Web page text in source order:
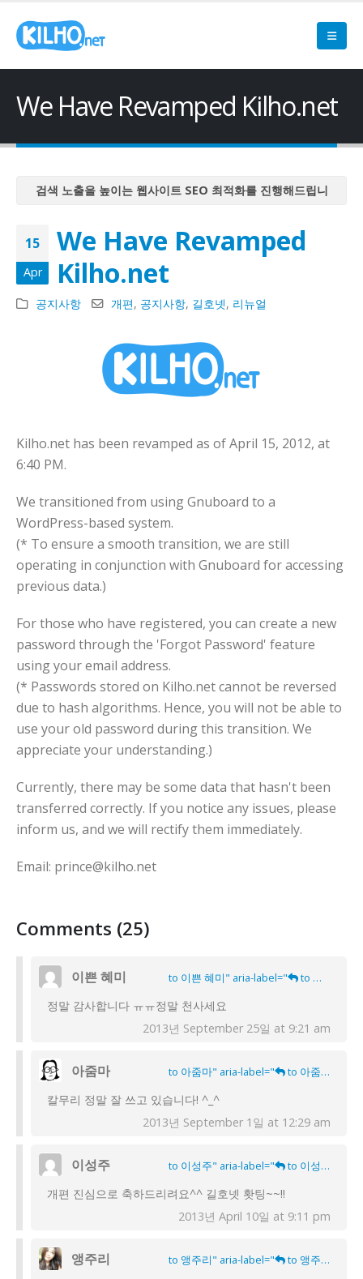
We Have Revamped Kilho.net
검색 노출을 높이는 웹사이트 SEO 최적화를 진행해드립니
검색 노출을 높이는 웹사이트 SEO 최적화를 진행해드립니
다
검색 노출을 높이는 웹사이트 SEO 최적화를 진행해드립니
다
검색 노출을 높이는 웹사이트 SEO 최적화를 진행해드립니
다
15
Apr
We Have Revamped
Kilho.net
공지사항 개편, 공지사항, 길호넷, 리뉴얼
Kilho.net has been revamped as of April 15, 2012, at
6:40 PM.
We transitioned from using Gnuboard to a
WordPress-based system.
(* To ensure a smooth transition, we are still
operating in conjunction with Gnuboard for accessing
previous data.)
For those who have registered, you can create a new
password through the 'Forgot Password' feature
using your email address.
(* Passwords stored on Kilho.net cannot be reversed
due to hash algorithms. Hence, you will not be able to
use your old password during this transition. We
appreciate your understanding.)
Currently, there may be some data that hasn't been
transferred correctly. If you notice any issues, please
inform us, and we will rectify them immediately.
Email: prince@kilho.net
Comments (25)
이쁜 혜미 to 이쁜 혜미" aria-label=" to 이쁜 혜미">
정말 감사합니다 ㅠㅠ정말 천사세요
2013년 September 25일 at 9:21 am
아줌마 to 아줌마" aria-label=" to 아줌마">
칼무리 정말 잘 쓰고 있습니다! ^_^
2013년 September 1일 at 12:29 am
이성주 to 이성주" aria-label=" to 이성주">
개편 진심으로 축하드리려요^^ 길호넷 홧팅~~!!
2013년 April 10일 at 9:11 pm
앵주리 to 앵주리" aria-label=" to 앵주리">